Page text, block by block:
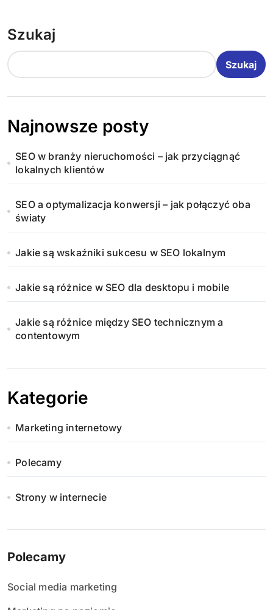
Szukaj
Szukaj
Najnowsze posty
SEO w branży nieruchomości – jak przyciągnąć
lokalnych klientów
SEO a optymalizacja konwersji – jak połączyć oba
światy
Jakie są wskaźniki sukcesu w SEO lokalnym
Jakie są różnice w SEO dla desktopu i mobile
Jakie są różnice między SEO technicznym a
contentowym
Kategorie
Marketing internetowy
Polecamy
Strony w internecie
Polecamy
Social media marketing